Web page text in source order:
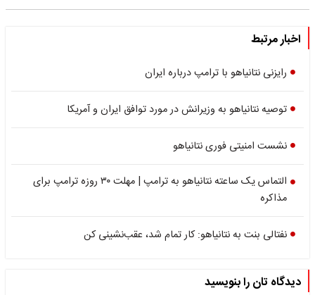
اخبار مرتبط
رایزنی نتانیاهو با ترامپ درباره ایران
توصیه نتانیاهو به وزیرانش در مورد توافق ایران و آمریکا
نشست امنیتی فوری نتانیاهو
التماس یک ساعته نتانیاهو به ترامپ | مهلت ۳۰ روزه ترامپ برای
مذاکره
نفتالی بنت به نتانیاهو: کار تمام شد، عقب‌نشینی کن
دیدگاه تان را بنویسید